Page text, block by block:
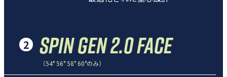
2 SPIN GEN 2.0 FACE
（54° 56° 58° 60°のみ）